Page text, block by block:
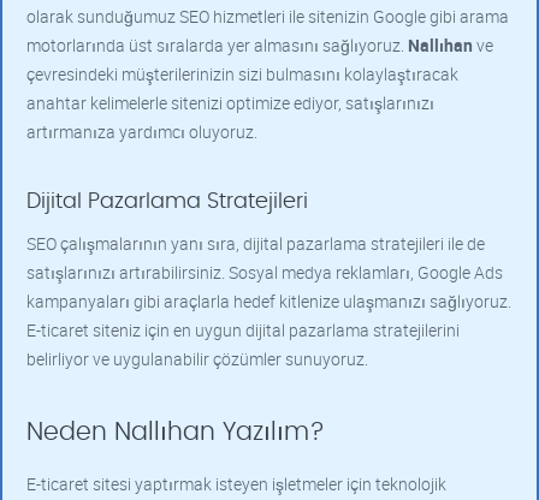
olarak sunduğumuz SEO hizmetleri ile sitenizin Google gibi arama
motorlarında üst sıralarda yer almasını sağlıyoruz. Nallıhan ve
çevresindeki müşterilerinizin sizi bulmasını kolaylaştıracak
anahtar kelimelerle sitenizi optimize ediyor, satışlarınızı
artırmanıza yardımcı oluyoruz.
Dijital Pazarlama Stratejileri
SEO çalışmalarının yanı sıra, dijital pazarlama stratejileri ile de
satışlarınızı artırabilirsiniz. Sosyal medya reklamları, Google Ads
kampanyaları gibi araçlarla hedef kitlenize ulaşmanızı sağlıyoruz.
E-ticaret siteniz için en uygun dijital pazarlama stratejilerini
belirliyor ve uygulanabilir çözümler sunuyoruz.
Neden Nallıhan Yazılım?
E-ticaret sitesi yaptırmak isteyen işletmeler için teknolojik